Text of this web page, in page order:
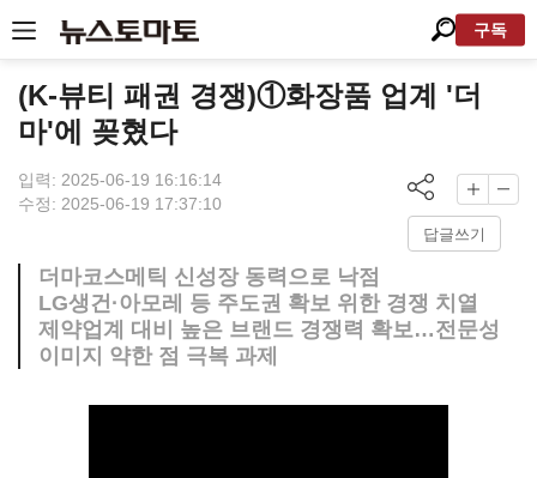
구독
(K-뷰티 패권 경쟁)①화장품 업계 '더
마'에 꽂혔다
입력: 2025-06-19 16:16:14
수정: 2025-06-19 17:37:10
답글쓰기
더마코스메틱 신성장 동력으로 낙점
LG생건·아모레 등 주도권 확보 위한 경쟁 치열
제약업계 대비 높은 브랜드 경쟁력 확보…전문성
이미지 약한 점 극복 과제